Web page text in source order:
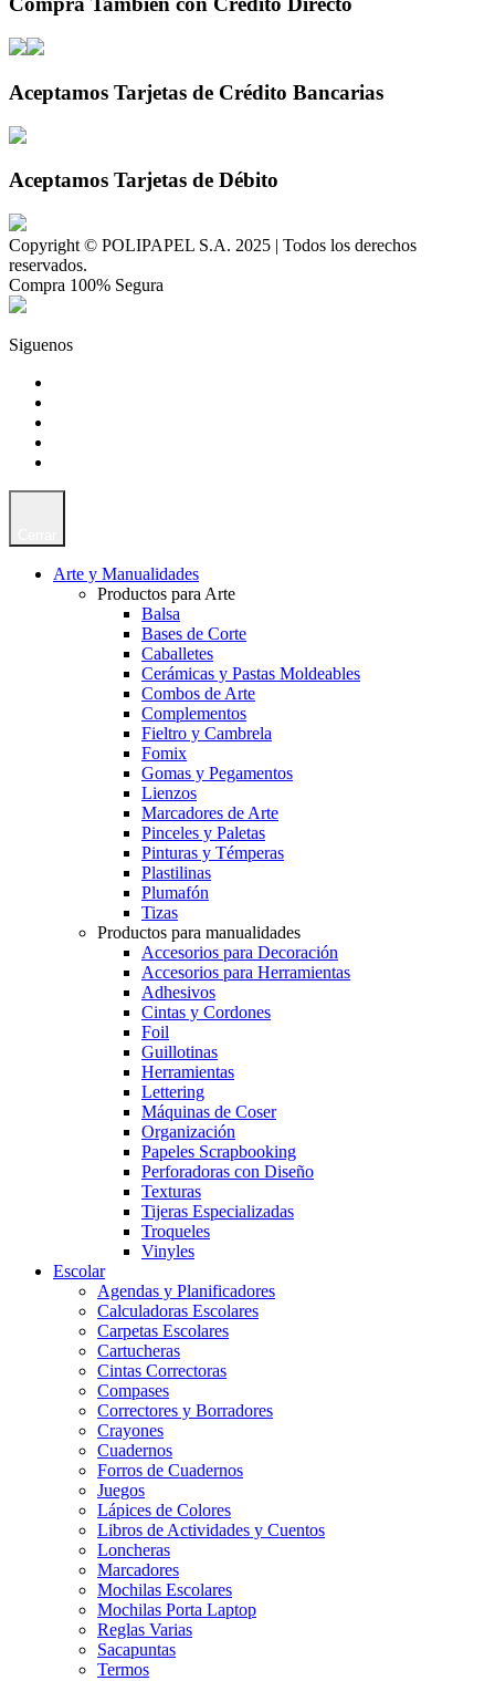
Aceptamos Tarjetas de Crédito Bancarias
Aceptamos Tarjetas de Débito
Copyright © POLIPAPEL S.A. 2025 | Todos los derechos
reservados.
Compra 100% Segura
Siguenos
Arte y Manualidades
Productos para Arte
Balsa
Bases de Corte
Caballetes
Cerámicas y Pastas Moldeables
Combos de Arte
Complementos
Fieltro y Cambrela
Fomix
Gomas y Pegamentos
Lienzos
Marcadores de Arte
Pinceles y Paletas
Pinturas y Témperas
Plastilinas
Plumafón
Tizas
Productos para manualidades
Accesorios para Decoración
Accesorios para Herramientas
Adhesivos
Cintas y Cordones
Foil
Guillotinas
Herramientas
Lettering
Máquinas de Coser
Organización
Papeles Scrapbooking
Perforadoras con Diseño
Texturas
Tijeras Especializadas
Troqueles
Vinyles
Escolar
Agendas y Planificadores
Calculadoras Escolares
Carpetas Escolares
Cartucheras
Cintas Correctoras
Compases
Correctores y Borradores
Crayones
Cuadernos
Forros de Cuadernos
Juegos
Lápices de Colores
Libros de Actividades y Cuentos
Loncheras
Marcadores
Mochilas Escolares
Mochilas Porta Laptop
Reglas Varias
Sacapuntas
Termos